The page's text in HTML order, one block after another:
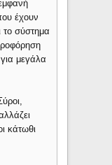
έχουν
το σύστημα
για μεγάλα
κάτωθι